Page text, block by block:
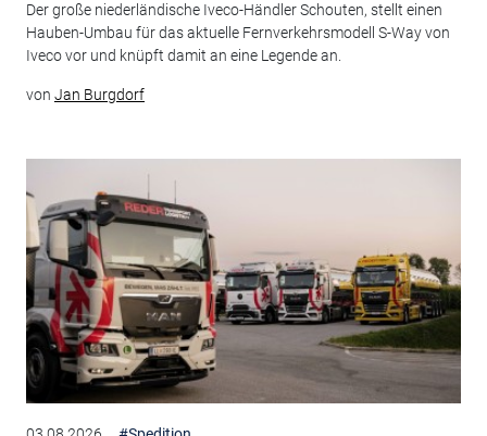
Der große niederländische Iveco-Händler Schouten, stellt einen
Hauben-Umbau für das aktuelle Fernverkehrsmodell S-Way von
Iveco vor und knüpft damit an eine Legende an.
von Jan Burgdorf